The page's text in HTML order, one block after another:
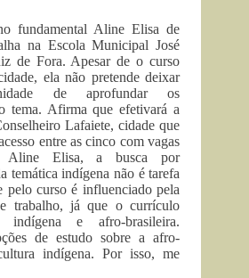
fundamental Aline Elisa de
na Escola Municipal José
de Fora. Apesar de o curso
ela não pretende deixar
de aprofundar os
tema. Afirma que efetivará a
Lafaiete, cidade que
entre as cinco com vagas
Aline Elisa, a busca por
temática indígena não é tarefa
pelo curso é influenciado pela
trabalho, já que o currículo
e afro-brasileira.
de estudo sobre a afro-
indígena. Por isso, me